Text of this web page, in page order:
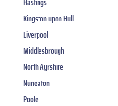
Kingston upon Hull
Liverpool
Middlesbrough
North Ayrshire
Nuneaton
Poole